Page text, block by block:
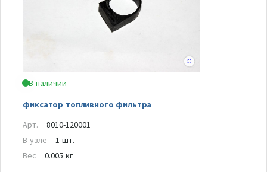
В наличии
фиксатор топливного фильтра
Арт.
8010-120001
В узле
1 шт.
Вес
0.005 кг